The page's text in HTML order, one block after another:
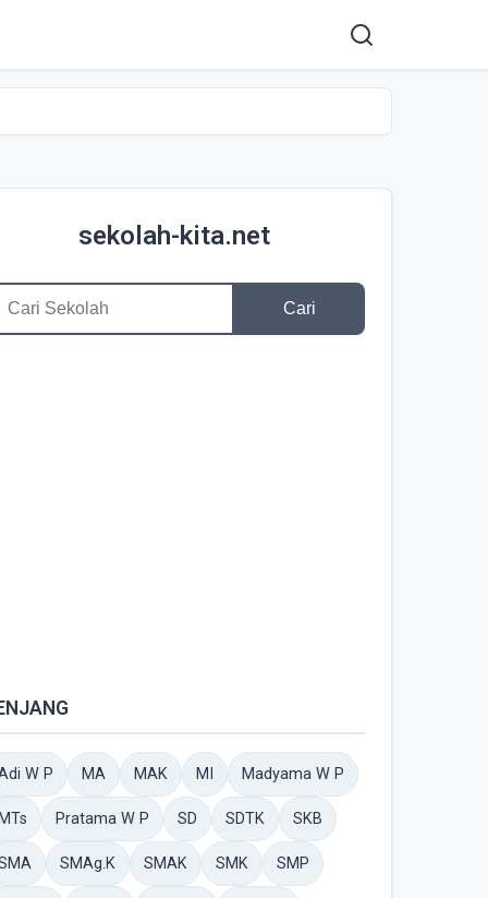
sekolah-kita.net
Cari
W P MA MAK MI Madyama W P
Pratama W P SD SDTK SKB
SMAg.K SMAK SMK SMP